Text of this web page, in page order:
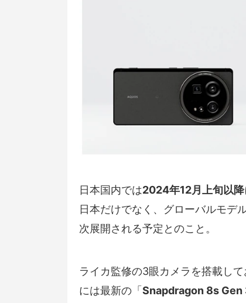
日本国内では2024年12月上旬以降
日本だけでなく、グローバルモデ
次展開される予定とのこと。
ライカ監修の3眼カメラを搭載し
には最新の「 Snapdragon 8s Gen